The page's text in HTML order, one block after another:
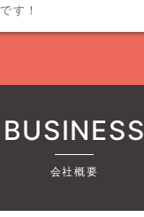
です！
BUSINESS
会社概要